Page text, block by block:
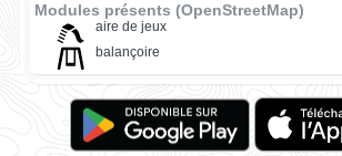
Modules présents (OpenStreetMap)
aire de jeux
balançoire